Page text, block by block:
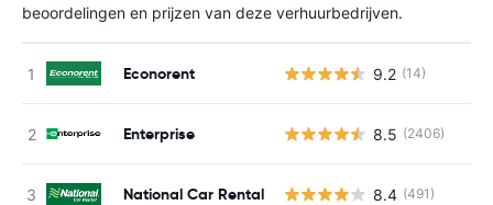
beoordelingen en prijzen van deze verhuurbedrijven.
Econorent 9.2 (14)
Enterprise 8.5 (2406)
National Car Rental 8.4 (491)